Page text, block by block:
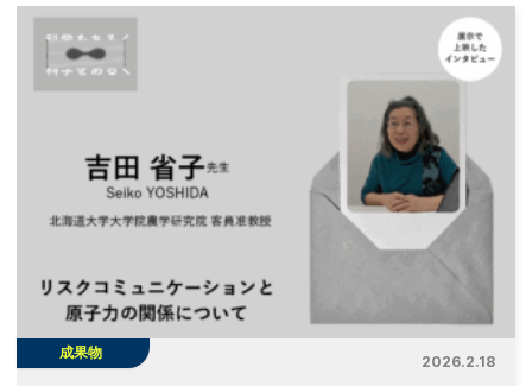
成果物
2026.2.18